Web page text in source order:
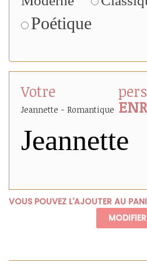
Poétique
Votre
Jeannette - Romantique
Jeannette
VOUS POUVEZ L'AJOUTER AU